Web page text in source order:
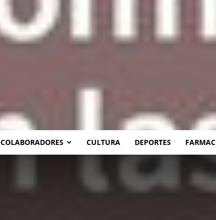
COLABORADORES CULTURA DEPORTES